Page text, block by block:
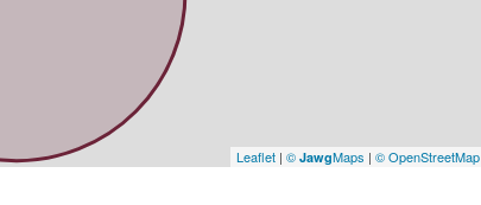
du Wi-Fi haut débit, ainsi que d'équipements
fermé privé situé à 10 mètres de l'immeuble, un atout
est un véritable joyau pour découvrir Collioure, ses
Leaflet| © JawgMaps | © OpenStreetMap